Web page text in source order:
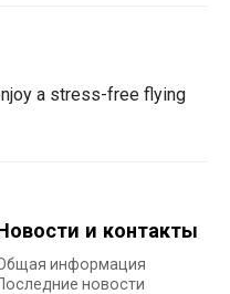
a stress-free flying
и контакты
информация
новости